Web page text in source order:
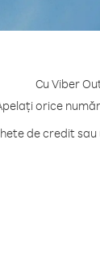
Cu Viber
orice
de credit sau